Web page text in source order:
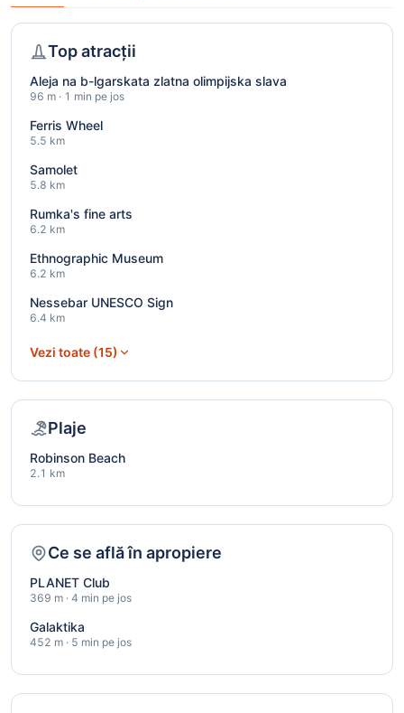
Top atracții
Aleja na b-lgarskata zlatna olimpijska slava
96 m · 1 min pe jos
Ferris Wheel
5.5 km
Samolet
5.8 km
Rumka's fine arts
6.2 km
Ethnographic Museum
6.2 km
Nessebar UNESCO Sign
6.4 km
Vezi toate (15)
Plaje
Robinson Beach
2.1 km
Ce se află în apropiere
PLANET Club
369 m · 4 min pe jos
Galaktika
452 m · 5 min pe jos